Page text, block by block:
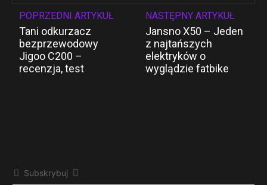
POPRZEDNI ARTYKUŁ
Tani odkurzacz
bezprzewodowy
Jigoo C200 –
recenzja, test
NASTĘPNY ARTYKUŁ
Jansno X50 – Jeden
z najtańszych
elektryków o
wyglądzie fatbike
Subskrybuj